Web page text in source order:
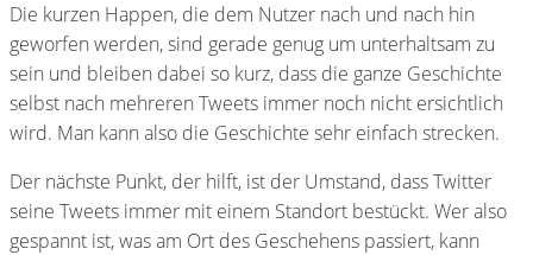
Die kurzen Happen, die dem Nutzer nach und nach hin
geworfen werden, sind gerade genug um unterhaltsam zu
sein und bleiben dabei so kurz, dass die ganze Geschichte
selbst nach mehreren Tweets immer noch nicht ersichtlich
wird. Man kann also die Geschichte sehr einfach strecken.
Der nächste Punkt, der hilft, ist der Umstand, dass Twitter
seine Tweets immer mit einem Standort bestückt. Wer also
gespannt ist, was am Ort des Geschehens passiert, kann